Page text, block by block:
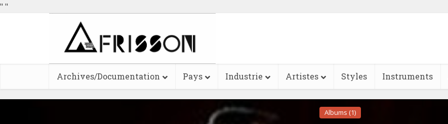
" "
Archives/Documentation Pays Industrie Artistes Styles Instruments
Albums (1)